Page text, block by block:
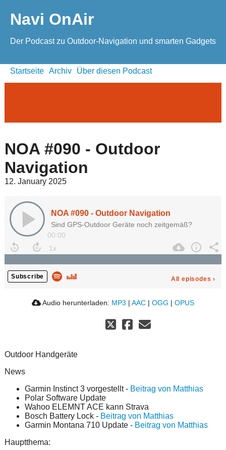
Navi OnAir
Der Podcast zu Outdoor-Navigation und smarten Gadgets
Startseite Archiv Über diesen Podcast
NOA #090 - Outdoor
Navigation
12. January 2025
NOA #090 - Outdoor Navigation
Sind GPS-Outdoor Geräte noch zeitgemäß?
00:00
Subscribe All episodes ›
Audio herunterladen: MP3 | AAC | OGG | OPUS
Outdoor Handgeräte
News
Garmin Instinct 3 vorgestellt - Beitrag von Matthias
Polar Software Update
Wahoo ELEMNT ACE kann Strava
Bosch Battery Lock - Beitrag von Matthias
Garmin Montana 710 Update - Beitrag von Matthias
Hauptthema: